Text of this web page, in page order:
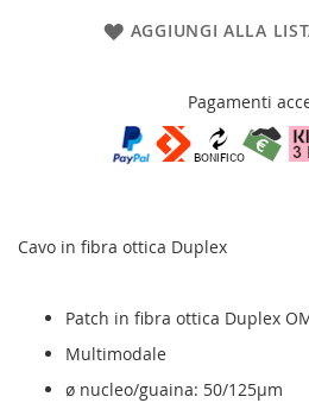
AGGIUNGI ALLA
Pagamenti
Cavo in fibra ottica Duplex
Patch in fibra ottica Duplex
Multimodale
ø nucleo/guaina: 50/125µm